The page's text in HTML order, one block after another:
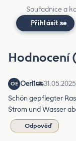
Souřadnice a
Přihlásit se
Hodnocení
OE Oerl1 31.05.2025
Schön gepflegter
Strom und Wasser
Odpověď